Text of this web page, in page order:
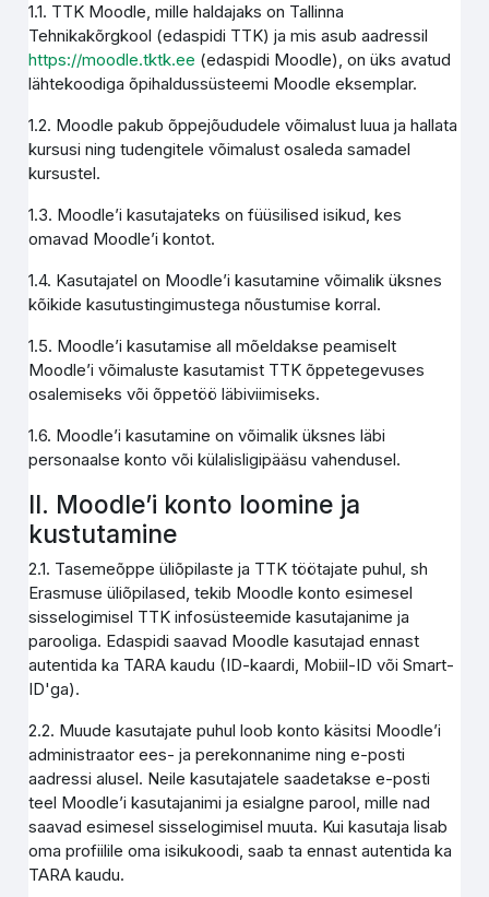
1.1. TTK Moodle, mille haldajaks on Tallinna
Tehnikakõrgkool (edaspidi TTK) ja mis asub aadressil
https://moodle.tktk.ee (edaspidi Moodle), on üks avatud
lähtekoodiga õpihaldussüsteemi Moodle eksemplar.
1.2. Moodle pakub õppejõududele võimalust luua ja hallata
kursusi ning tudengitele võimalust osaleda samadel
kursustel.
1.3. Moodle’i kasutajateks on füüsilised isikud, kes
omavad Moodle’i kontot.
1.4. Kasutajatel on Moodle’i kasutamine võimalik üksnes
kõikide kasutustingimustega nõustumise korral.
1.5. Moodle’i kasutamise all mõeldakse peamiselt
Moodle’i võimaluste kasutamist TTK õppetegevuses
osalemiseks või õppetöö läbiviimiseks.
1.6. Moodle’i kasutamine on võimalik üksnes läbi
personaalse konto või külalisligipääsu vahendusel.
II. Moodle’i konto loomine ja
kustutamine
2.1. Tasemeõppe üliõpilaste ja TTK töötajate puhul, sh
Erasmuse üliõpilased, tekib Moodle konto esimesel
sisselogimisel TTK infosüsteemide kasutajanime ja
parooliga. Edaspidi saavad Moodle kasutajad ennast
autentida ka TARA kaudu (ID-kaardi, Mobiil-ID või Smart-
ID'ga).
2.2. Muude kasutajate puhul loob konto käsitsi Moodle’i
administraator ees- ja perekonnanime ning e-posti
aadressi alusel. Neile kasutajatele saadetakse e-posti
teel Moodle’i kasutajanimi ja esialgne parool, mille nad
saavad esimesel sisselogimisel muuta. Kui kasutaja lisab
oma profiilile oma isikukoodi, saab ta ennast autentida ka
TARA kaudu.